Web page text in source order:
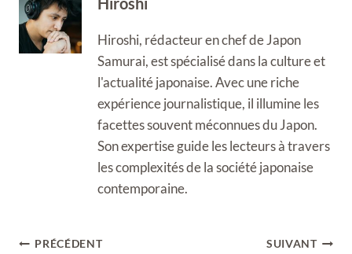
Hiroshi, rédacteur en chef de Japon
Samurai, est spécialisé dans la culture et
l'actualité japonaise. Avec une riche
expérience journalistique, il illumine les
facettes souvent méconnues du Japon.
Son expertise guide les lecteurs à travers
les complexités de la société japonaise
contemporaine.
Navigation
PRÉCÉDENT SUIVANT